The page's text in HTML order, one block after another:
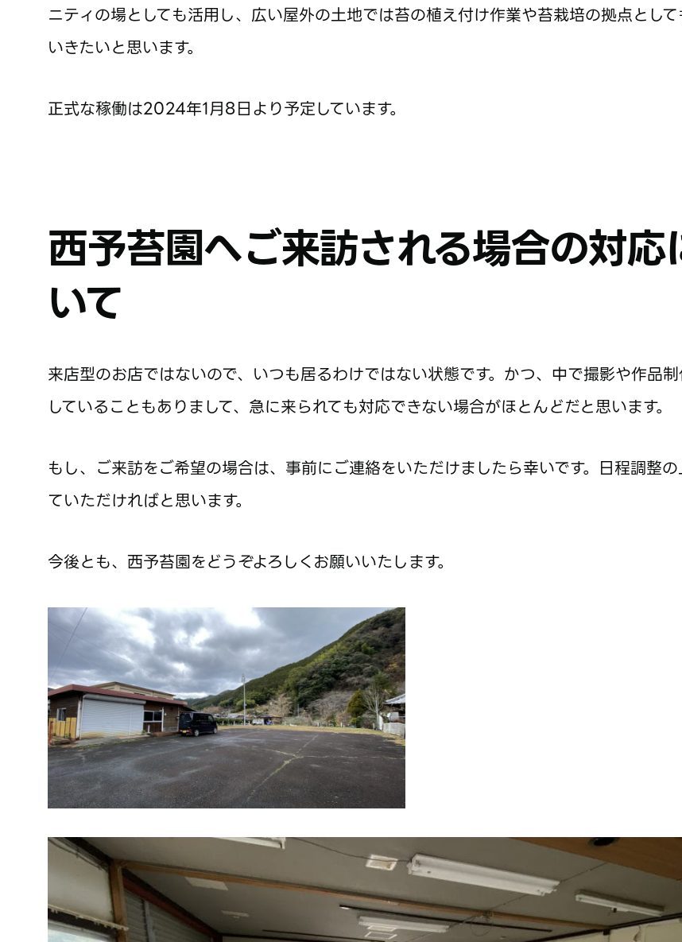
ニティの場としても活用し、広い屋外の土地では苔の植え付け作業や苔栽培の拠点とし
いきたいと思います。
正式な稼働は2024年1月8日より予定しています。
西予苔園へご来訪される場合の対応
いて
来店型のお店ではないので、いつも居るわけではない状態です。かつ、中で撮影や作品
していることもありまして、急に来られても対応できない場合がほとんどだと思います。
もし、ご来訪をご希望の場合は、事前にご連絡をいただけましたら幸いです。日程調整
ていただければと思います。
今後とも、西予苔園をどうぞよろしくお願いいたします。